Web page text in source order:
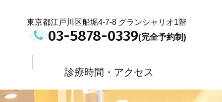
東京都江戸川区船堀4-7-8 グランシャリオ1階
03-5878-0339
診療時間・アクセス